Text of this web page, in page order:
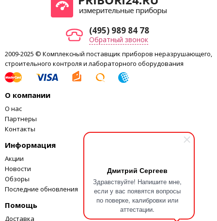
Дмитрий Сергеев
Здравствуйте! Напишите мне,
если у вас появятся вопросы
по поверке, калибровки или
аттестации.
Любые жидкости или газы,
совместимые с нержавеющей сталью
негорючие, нетоксичные,
невзрывоопасные, неокисляющие
жидкости или газы, совместимые с
нержавеющей сталью 316
Механические характеристики
Подвод давления
Корпус
Дисплей
16,53 мм,
высокий 20-
индикатор от 0
до 100 %
Питание
три (3)
щелочных
батареи AA
(495) 989 84 78
Обратный звонок
2009-2025 © Комплексный поставщик приборов неразрушающего,
строительного контроля и лабораторного оборудования
О компании
О нас
Партнеры
Контакты
Информация
Акции
Новости
Обзоры
Последние обновления
Помощь
Доставка